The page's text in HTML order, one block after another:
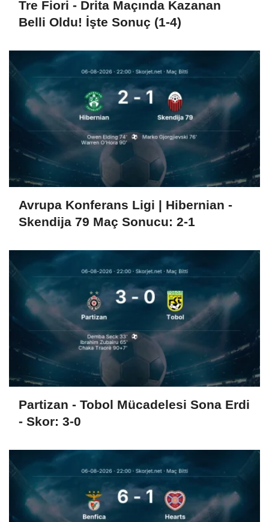
Tre Fiori - Drita Maçında Kazanan
Belli Oldu! İşte Sonuç (1-4)
Avrupa Konferans Ligi | Hibernian -
Skendija 79 Maç Sonucu: 2-1
Partizan - Tobol Mücadelesi Sona Erdi
- Skor: 3-0